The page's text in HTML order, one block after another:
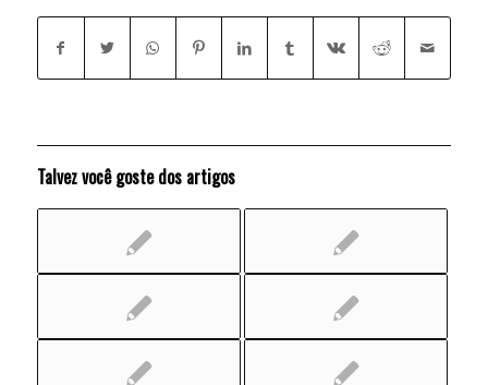
Talvez você goste dos artigos